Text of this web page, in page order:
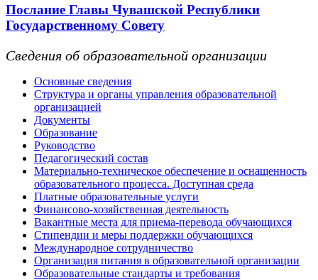
Послание Главы Чувашской Республики
Государственному Совету
Сведения об образовательной организации
Основные сведения
Структура и органы управления образовательной
организацией
Документы
Образование
Руководство
Педагогический состав
Материально-техническое обеспечение и оснащенность
образовательного процесса. Доступная среда
Платные образовательные услуги
Финансово-хозяйственная деятельность
Вакантные места для приема-перевода обучающихся
Стипендии и меры поддержки обучающихся
Международное сотрудничество
Организация питания в образовательной организации
Образовательные стандарты и требования